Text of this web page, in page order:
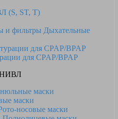
(S, ST, T)
Дыхательные
для CPAP/BPAP
маски
маски
носовые маски